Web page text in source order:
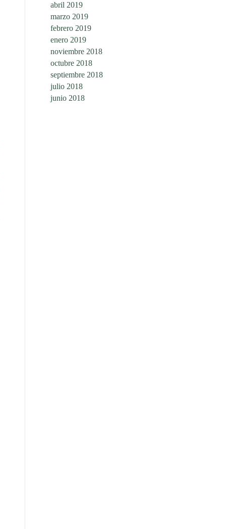
abril 2019
marzo 2019
febrero 2019
enero 2019
noviembre 2018
octubre 2018
septiembre 2018
julio 2018
junio 2018